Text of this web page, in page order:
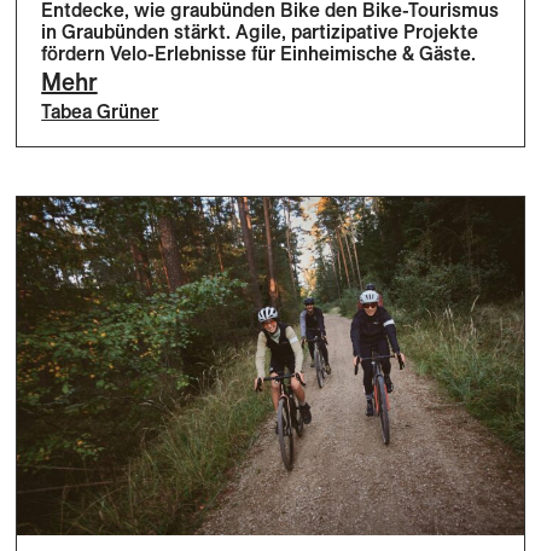
Entdecke, wie graubünden Bike den Bike-Tourismus
in Graubünden stärkt. Agile, partizipative Projekte
fördern Velo-Erlebnisse für Einheimische & Gäste.
Mehr
Tabea Grüner